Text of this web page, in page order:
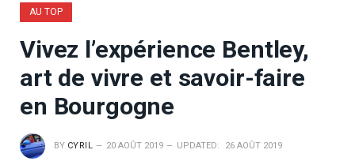
AU TOP
Vivez l’expérience Bentley,
art de vivre et savoir-faire
en Bourgogne
BY CYRIL 20 AOÛT 2019 UPDATED: 26 AOÛT 2019